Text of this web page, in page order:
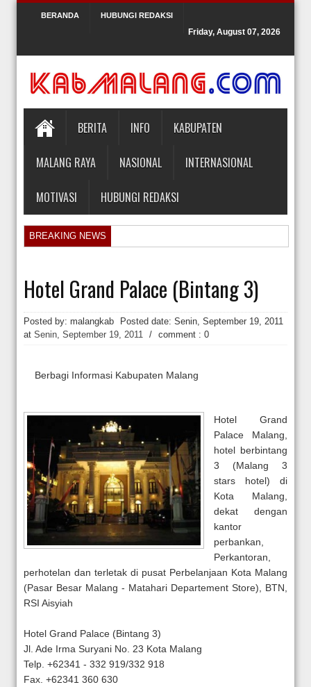
BERANDA HUBUNGI REDAKSI
Friday, August 07, 2026
BERITA INFO KABUPATEN
MALANG RAYA NASIONAL INTERNASIONAL
MOTIVASI HUBUNGI REDAKSI
BREAKING NEWS
KPK Periksa Mantan Stafsus Menag Gus Yaqut terkait Kasus Kuota
Hakim Kabulkan Sebagian Gugatan Praperadilan Roy Suryo
Hotel Grand Palace (Bintang 3)
Posted by: malangkab Posted date: Senin, September 19, 2011
at Senin, September 19, 2011 / comment : 0
Berbagi Informasi Kabupaten Malang
Hotel Grand
Palace Malang,
hotel berbintang
3 (Malang 3
stars hotel) di
Kota Malang,
dekat dengan
kantor
perbankan,
Perkantoran,
perhotelan dan terletak di pusat Perbelanjaan Kota Malang
(Pasar Besar Malang - Matahari Departement Store), BTN,
RSI Aisyiah
Hotel Grand Palace (Bintang 3)
Jl. Ade Irma Suryani No. 23 Kota Malang
Telp. +62341 - 332 919/332 918
Fax. +62341 360 630